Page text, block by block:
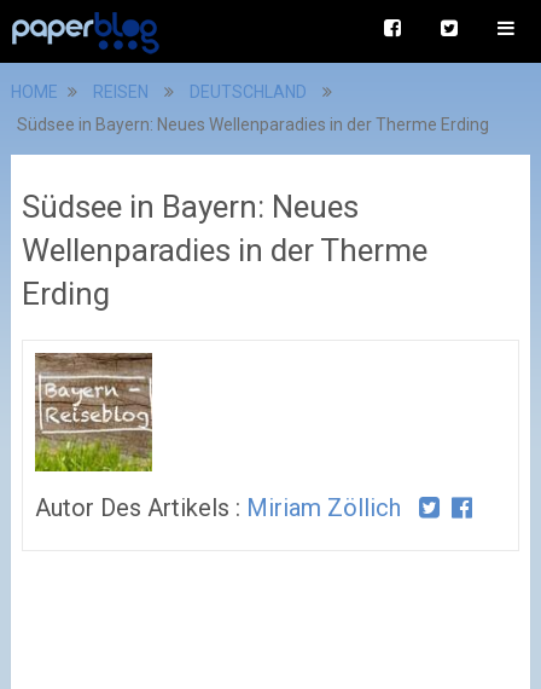
HOME REISEN
DEUTSCHLAND
Südsee in Bayern: Neues Wellenparadies in der Therme Erding
Südsee in Bayern: Neues
Wellenparadies in der Therme
Erding
Autor Des Artikels : Miriam Zöllich